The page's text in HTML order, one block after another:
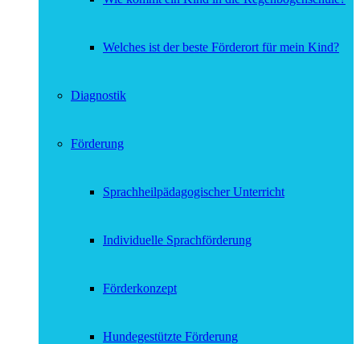
Welches ist der beste Förderort für mein Kind?
Diagnostik
Förderung
Sprachheilpädagogischer Unterricht
Individuelle Sprachförderung
Förderkonzept
Hundegestützte Förderung